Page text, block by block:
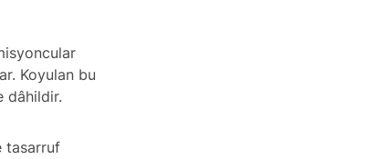
Koyulan bu
dâhildir.
tasarruf